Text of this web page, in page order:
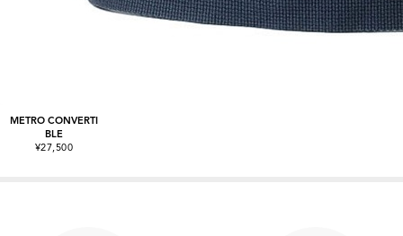
METRO CONVERTI
BLE
¥27,500